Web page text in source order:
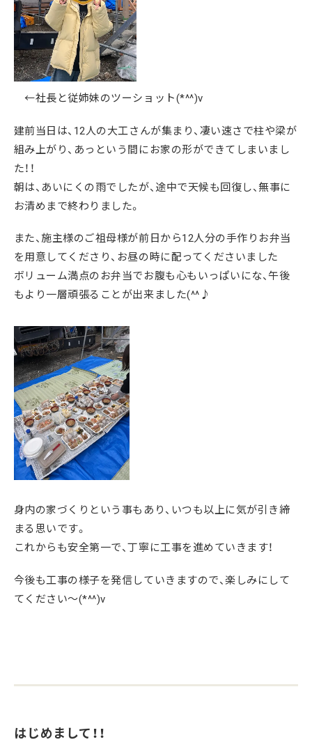
←社長と従姉妹のツーショット(*^^)v
建前当日は、12人の大工さんが集まり、凄い速さで柱や梁が
組み上がり、あっという間にお家の形ができてしまいまし
た！！
朝は、あいにくの雨でしたが、途中で天候も回復し、無事に
お清めまで終わりました。
また、施主様のご祖母様が前日から12人分の手作りお弁当
を用意してくださり、お昼の時に配ってくださいました
ボリューム満点のお弁当でお腹も心もいっぱいにな、午後
もより一層頑張ることが出来ました(^^♪
身内の家づくりという事もあり、いつも以上に気が引き締
まる思いです。
これからも安全第一で、丁寧に工事を進めていきます！
今後も工事の様子を発信していきますので、楽しみにして
てください～(*^^)v
はじめまして！！